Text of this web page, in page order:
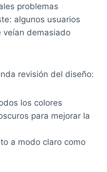
problemas
algunos usuarios
veían demasiado
revisión del diseño:
los colores
para mejorar la
a modo claro como